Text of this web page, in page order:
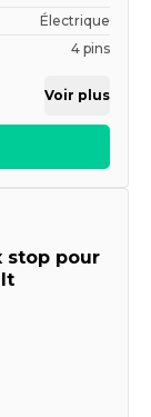
Électrique
4 pins
Voir plus
stop pour